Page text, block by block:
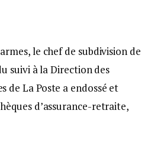
le chef de subdivision de
suivi à la Direction des
de La Poste a endossé et
d’assurance-retraite,